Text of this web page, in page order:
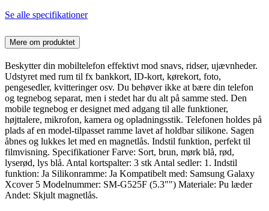
Se alle specifikationer
Mere om produktet
Beskytter din mobiltelefon effektivt mod snavs, ridser, ujævnheder.
Udstyret med rum til fx bankkort, ID-kort, kørekort, foto,
pengesedler, kvitteringer osv. Du behøver ikke at bære din telefon
og tegnebog separat, men i stedet har du alt på samme sted. Den
mobile tegnebog er designet med adgang til alle funktioner,
højttalere, mikrofon, kamera og opladningsstik. Telefonen holdes på
plads af en model-tilpasset ramme lavet af holdbar silikone. Sagen
åbnes og lukkes let med en magnetlås. Indstil funktion, perfekt til
filmvisning. Specifikationer Farve: Sort, brun, mørk blå, rød,
lyserød, lys blå. Antal kortspalter: 3 stk Antal sedler: 1. Indstil
funktion: Ja Silikonramme: Ja Kompatibelt med: Samsung Galaxy
Xcover 5 Modelnummer: SM-G525F (5.3"") Materiale: Pu læder
Andet: Skjult magnetlås.